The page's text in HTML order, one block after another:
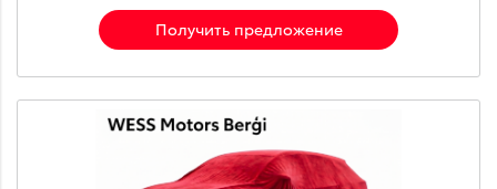
Получить предложение